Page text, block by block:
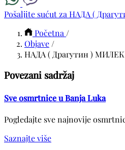
Pošaljite sućut za НАДА (
Početna /
Objave /
НАДА ( Драгутин )
Povezani sadržaj
Sve osmrtnice u Banja Luka
Pogledajte sve najnovije
Saznajte više